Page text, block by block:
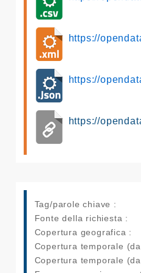
https://
https://
https://
Tag/parole chiave :
Fonte della richiesta :
Copertura geografica :
Copertura temporale
Copertura temporale